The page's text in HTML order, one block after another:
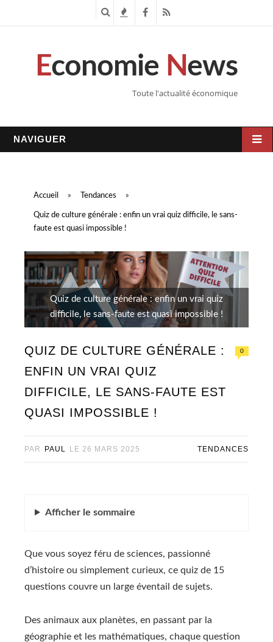
c n
s
F
c
R
S
Economie News
Toute l'actualité économique
NAVIGUER
Accueil » Tendances »
Quiz de culture générale : enfin un vrai quiz difficile, le sans-
faute est quasi impossible !
Quiz de culture générale : enfin un vrai quiz
difficile, le sans-faute est quasi impossible !
QUIZ DE CULTURE GÉNÉRALE :
ENFIN UN VRAI QUIZ
DIFFICILE, LE SANS-FAUTE EST
QUASI IMPOSSIBLE !
0
PAR PAUL LE 26 MARS 2025 TENDANCES
Afficher le sommaire
Que vous soyez féru de sciences, passionné
d’histoire ou simplement curieux, ce quiz de 15
questions couvre un large éventail de sujets.
Des animaux aux planètes, en passant par la
géographie et les mathématiques, chaque question